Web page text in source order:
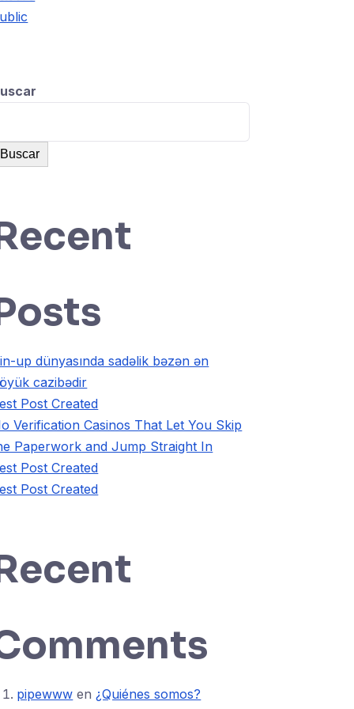
Buscar
up dünyasında sadəlik bəzən ən
cazibədir
Post Created
Verification Casinos That Let You Skip
Paperwork and Jump Straight In
Post Created
Post Created
pipewww en¿Quiénes somos?